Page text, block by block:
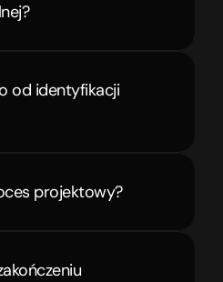
od identyfikacji
projektowy?